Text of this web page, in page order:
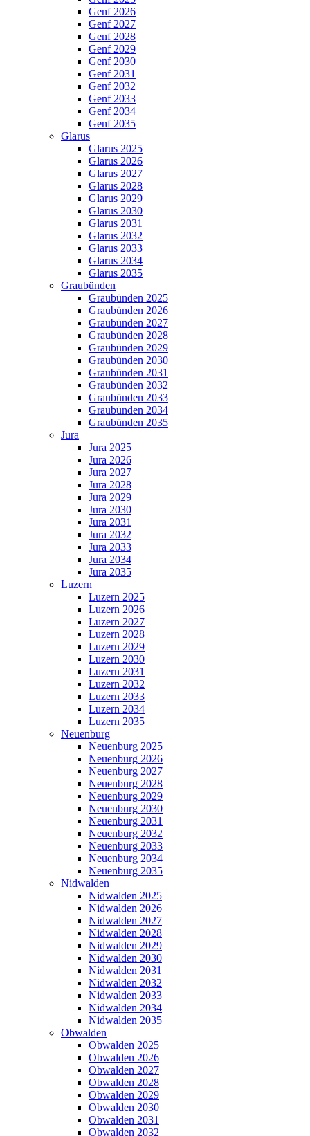
Genf 2026
Genf 2027
Genf 2028
Genf 2029
Genf 2030
Genf 2031
Genf 2032
Genf 2033
Genf 2034
Genf 2035
Glarus
Glarus 2025
Glarus 2026
Glarus 2027
Glarus 2028
Glarus 2029
Glarus 2030
Glarus 2031
Glarus 2032
Glarus 2033
Glarus 2034
Glarus 2035
Graubünden
Graubünden 2025
Graubünden 2026
Graubünden 2027
Graubünden 2028
Graubünden 2029
Graubünden 2030
Graubünden 2031
Graubünden 2032
Graubünden 2033
Graubünden 2034
Graubünden 2035
Jura
Jura 2025
Jura 2026
Jura 2027
Jura 2028
Jura 2029
Jura 2030
Jura 2031
Jura 2032
Jura 2033
Jura 2034
Jura 2035
Luzern
Luzern 2025
Luzern 2026
Luzern 2027
Luzern 2028
Luzern 2029
Luzern 2030
Luzern 2031
Luzern 2032
Luzern 2033
Luzern 2034
Luzern 2035
Neuenburg
Neuenburg 2025
Neuenburg 2026
Neuenburg 2027
Neuenburg 2028
Neuenburg 2029
Neuenburg 2030
Neuenburg 2031
Neuenburg 2032
Neuenburg 2033
Neuenburg 2034
Neuenburg 2035
Nidwalden
Nidwalden 2025
Nidwalden 2026
Nidwalden 2027
Nidwalden 2028
Nidwalden 2029
Nidwalden 2030
Nidwalden 2031
Nidwalden 2032
Nidwalden 2033
Nidwalden 2034
Nidwalden 2035
Obwalden
Obwalden 2025
Obwalden 2026
Obwalden 2027
Obwalden 2028
Obwalden 2029
Obwalden 2030
Obwalden 2031
Obwalden 2032